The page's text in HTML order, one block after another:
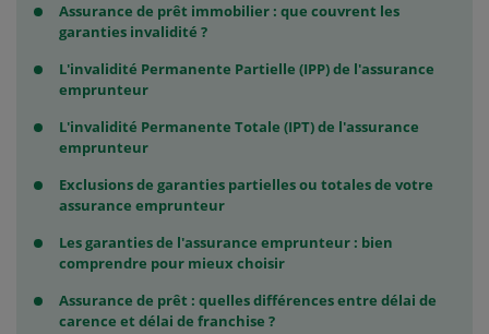
Assurance de prêt immobilier : que couvrent les
garanties invalidité ?
L'invalidité Permanente Partielle (IPP) de l'assurance
emprunteur
L'invalidité Permanente Totale (IPT) de l'assurance
emprunteur
Exclusions de garanties partielles ou totales de votre
assurance emprunteur
Les garanties de l'assurance emprunteur : bien
comprendre pour mieux choisir
Assurance de prêt : quelles différences entre délai de
carence et délai de franchise ?